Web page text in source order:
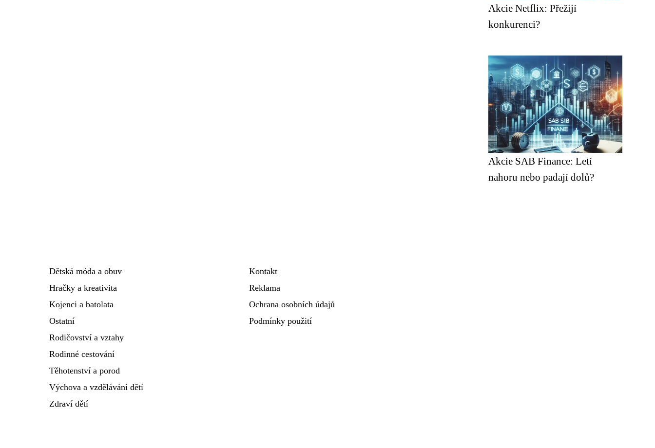
Akcie Netflix: Přežijí
konkurenci?
Akcie SAB Finance: Letí
nahoru nebo padají dolů?
Dětská móda a obuv
Hračky a kreativita
Kojenci a batolata
Ostatní
Rodičovství a vztahy
Rodinné cestování
Těhotenství a porod
Výchova a vzdělávání dětí
Zdraví dětí
Kontakt
Reklama
Ochrana osobních údajů
Podmínky použití